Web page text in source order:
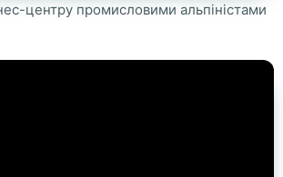
центру промисловими альпіністами